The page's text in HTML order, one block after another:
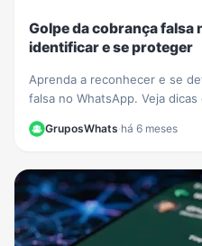
Golpe da cobrança
identificar e se proteger
Aprenda a reconhecer e se
falsa no WhatsApp. Veja
dados e evitar prejuízos
GruposWhats·há 6 meses